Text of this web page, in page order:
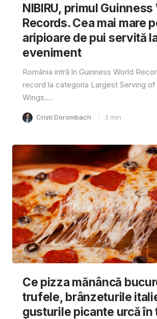
NIBIRU, primul
Records. Cea mai mare
aripioare de pui servită
eveniment
România intră în Guinness World
record la categoria Largest Serving of
Wings....
Cristi Dorombach 3 min
Ce pizza mănâncă
trufele, brânzeturile
gusturile picante urcă în